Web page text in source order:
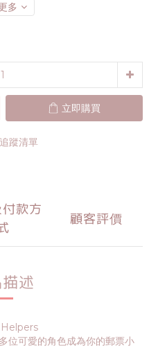
多
立即購買
蹤清單
款方
顧客評價
述
位可愛的角色成為你的郵票小